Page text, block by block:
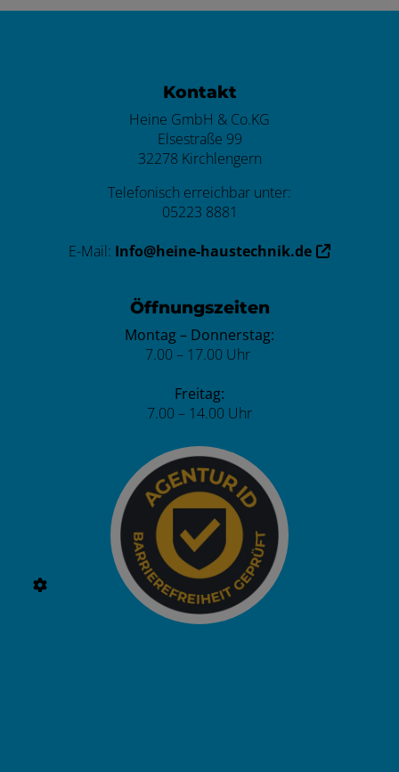
Kontakt
Heine GmbH & Co.KG
Elsestraße 99
32278 Kirchlengern
Telefonisch erreichbar unter:
05223 8881
E-Mail: Info@heine-haustechnik.de
Öffnungszeiten
Montag – Donnerstag:
7.00 – 17.00 Uhr
Freitag:
7.00 – 14.00 Uhr